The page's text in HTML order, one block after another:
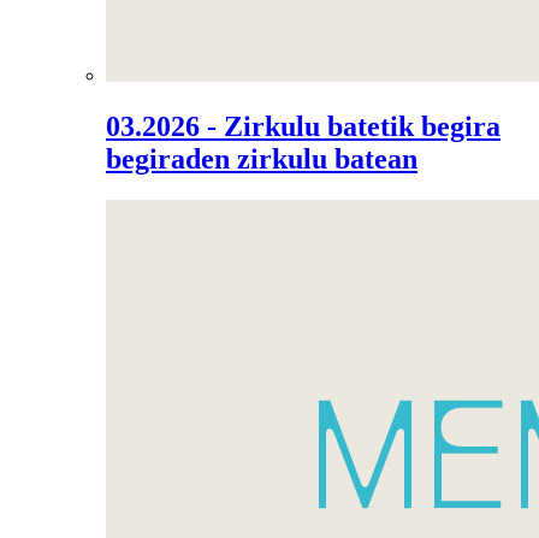
03.2026 - Zirkulu batetik begira
begiraden zirkulu batean